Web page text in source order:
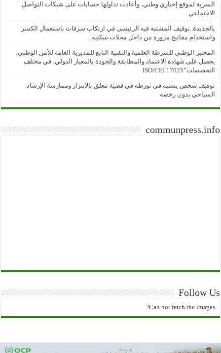
السرية لموقع إخباري وطني، وأعادت تداولها حسابات على شبكات التواصل
الاجتماعي
بالجديدة..توقيف المشتبه فيه الرئيسي في ارتكاب سرقات باستعمال الكسر
واستخدام مفاتيح مزورة من داخل محلات سكنية..
المختبر الوطني للشرطة العلمية والتقنية التابع للمديرية العامة للأمن الوطني،
يحصل على شهادة الاعتماد والمطابقة والجودة بالمعيار الدولي، في مختلف
التخصصات”ISO/CEI 17025
توقيف شخص يشتبه في تورطه في قضية تتعلق بالابتزاز وممارسة الإرشاد
السياحي بدون رخصة
communpress.info
Follow Us
Can not fetch the images!